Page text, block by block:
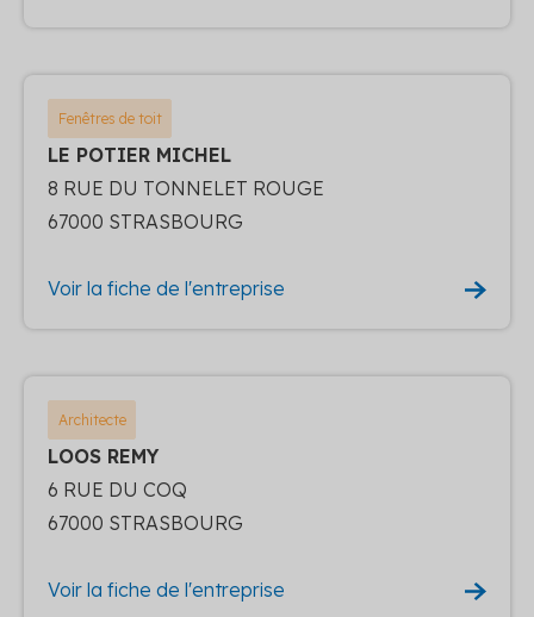
Fenêtres de toit
LE POTIER MICHEL
8 RUE DU TONNELET ROUGE
67000 STRASBOURG
Voir la fiche de l'entreprise
Architecte
LOOS REMY
6 RUE DU COQ
67000 STRASBOURG
Voir la fiche de l'entreprise